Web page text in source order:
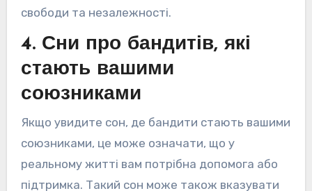
свободи та незалежності.
4. Сни про бандитів, які
стають вашими
союзниками
Якщо увидите сон, де бандити стають вашими
союзниками, це може означати, що у
реальному житті вам потрібна допомога або
підтримка. Такий сон може також вказувати